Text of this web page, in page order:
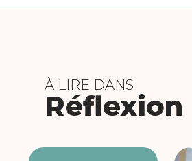
À LIRE DANS
Réflexion